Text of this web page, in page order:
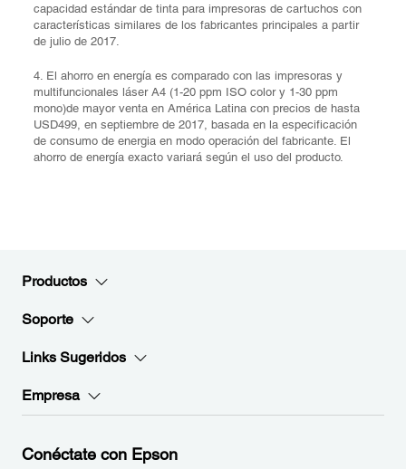
capacidad estándar de tinta para impresoras de cartuchos con
características similares de los fabricantes principales a partir
de julio de 2017.
4. El ahorro en energía es comparado con las impresoras y
multifuncionales láser A4 (1-20 ppm ISO color y 1-30 ppm
mono)de mayor venta en América Latina con precios de hasta
USD499, en septiembre de 2017, basada en la especificación
de consumo de energia en modo operación del fabricante. El
ahorro de energía exacto variará según el uso del producto.
Productos
Soporte
Links Sugeridos
Empresa
Conéctate con Epson